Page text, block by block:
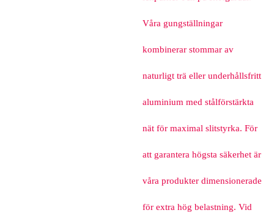
Våra gungställningar
kombinerar stommar av
naturligt trä eller underhållsfritt
aluminium med stålförstärkta
nät för maximal slitstyrka. För
att garantera högsta säkerhet är
våra produkter dimensionerade
för extra hög belastning. Vid